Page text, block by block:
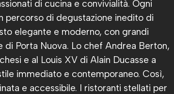
di cucina e convivialità. Ogni
percorso di degustazione inedito di
elegante e moderno, con grandi
Porta Nuova. Lo chef Andrea Berton,
e al Louis XV di Alain Ducasse a
immediato e contemporaneo. Così,
e accessibile. I ristoranti stellati per